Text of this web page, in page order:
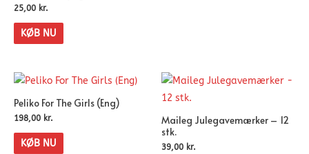
25,00 kr.
KØB NU
Peliko For The Girls (Eng)
198,00 kr.
KØB NU
Maileg Julegavemærker – 12
stk.
39,00 kr.